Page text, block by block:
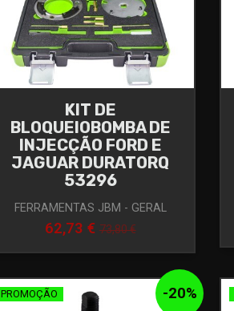
KIT DE
BLOQUEIOBOMBA DE
INJECÇÃO FORD E
JAGUAR DURATORQ
53296
FERRAMENTAS JBM - GERAL
62,73 € 73,80 €
-20%
PROMOÇÃO